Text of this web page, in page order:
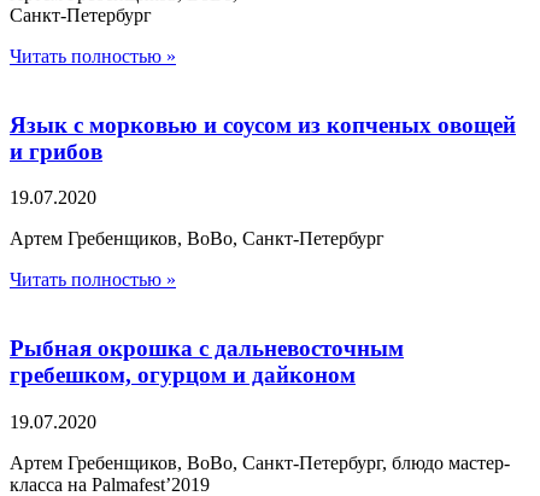
Санкт-Петербург
Читать полностью »
Язык с морковью и соусом из копченых овощей
и грибов
19.07.2020
Артем Гребенщиков, BoBo, Санкт-Петербург
Читать полностью »
Рыбная окрошка с дальневосточным
гребешком, огурцом и дайконом
19.07.2020
Артем Гребенщиков, BoBо, Санкт-Петербург, блюдо мастер-
класса на Palmafest’2019